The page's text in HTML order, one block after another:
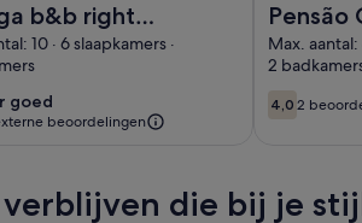
b&b right
beach,
garden,
food and
10 · 6 slaapkamers ·
goed
beoordelingen
Pensão
een
die
het
Max. aantal:
2
4,04,0 op 10
2
(2
die bij je